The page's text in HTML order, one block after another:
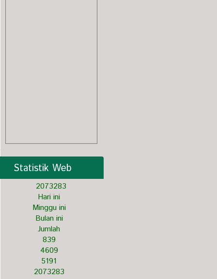
Statistik Web
2073283
Hari ini
Minggu ini
Bulan ini
Jumlah
839
4609
5191
2073283